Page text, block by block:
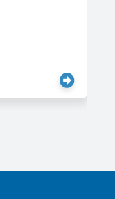
γερμανικών για